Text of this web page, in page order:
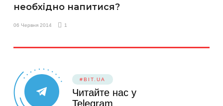
необхідно напитися?
06 Червня 2014 1
#BIT.UA
Читайте нас у
Telegram